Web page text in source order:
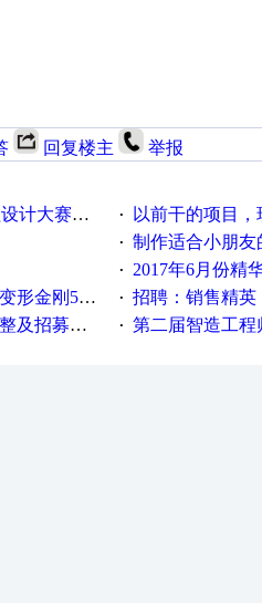
回复楼主 举报
名啦！！！ · 以前干的项目，现在不
· 制作适合小朋友
· 2017年6月份精
5》观影券 · 招聘：销售精英
版主公告 · 第二届智造工程师节